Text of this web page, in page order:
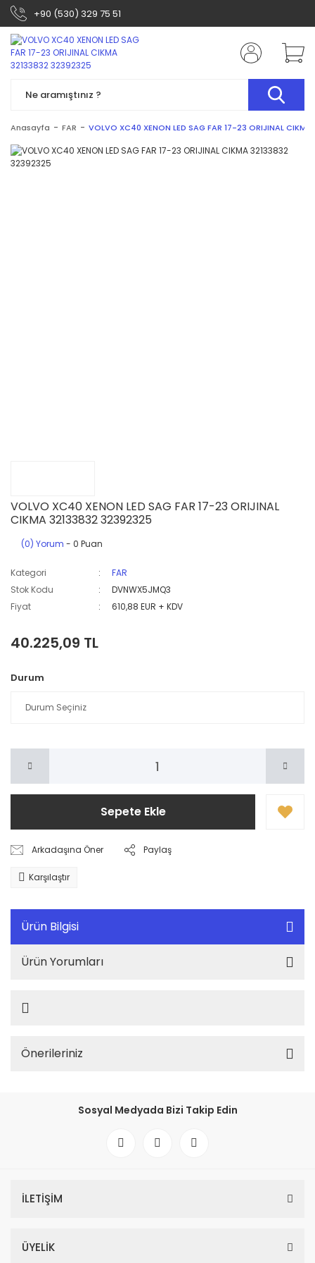
+90 (530) 329 75 51
Anasayfa FAR VOLVO XC40 XENON LED SAG FAR 17-23 ORIJINAL
VOLVO XC40 XENON LED SAG FAR 17-23 ORIJINAL
CIKMA 32133832 32392325
(0) Yorum - 0 Puan
Kategori
FAR
Stok Kodu
DVNWX5JMQ3
Fiyat
610,88 EUR + KDV
40.225,09 TL
Durum
Sepete Ekle
Arkadaşına Öner Paylaş
Karşılaştır
Ürün Bilgisi
Ürün Yorumları
Önerileriniz
Sosyal Medyada Bizi Takip Edin
İLETİŞİM
ÜYELİK